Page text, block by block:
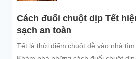
Cách đuổi chuột dịp Tết
sạch an toàn
Tết là thời điểm chuột dễ vào nhà